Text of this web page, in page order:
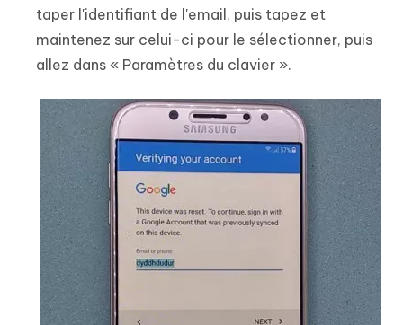
taper l'identifiant de l'email, puis tapez et
maintenez sur celui-ci pour le sélectionner, puis
allez dans « Paramètres du clavier ».